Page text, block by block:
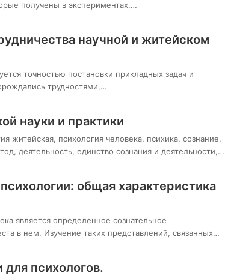
получены в экспериментах,…
научной и житейском
точностью постановки прикладных задач и
трудностями,…
науки и практики
житейская, психология человека, психика, сознание,
деятельность, единство сознания и деятельности,…
общая характеристика
является определенное сознательное
в нем. Изучение таких представлений, связанных…
психологов.